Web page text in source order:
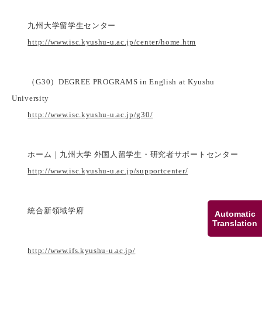
Automatic
Translation
九州大学留学生センター
http://www.isc.kyushu-u.ac.jp/center/home.htm
（G30）DEGREE PROGRAMS in English at Kyushu
University
http://www.isc.kyushu-u.ac.jp/g30/
ホーム｜九州大学 外国人留学生・研究者サポートセンター
http://www.isc.kyushu-u.ac.jp/supportcenter/
統合新領域学府
http://www.ifs.kyushu-u.ac.jp/